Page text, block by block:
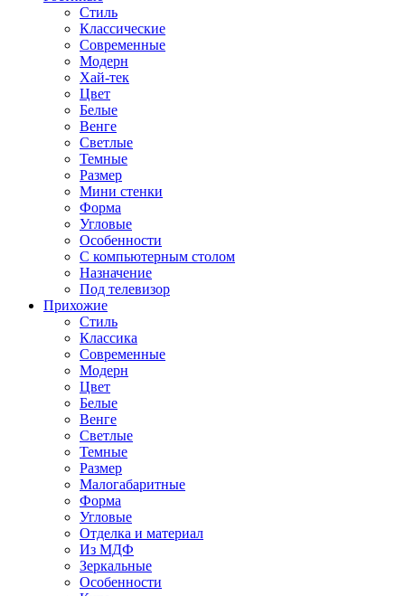
Стиль
Классические
Современные
Модерн
Хай-тек
Цвет
Белые
Венге
Светлые
Темные
Размер
Мини стенки
Форма
Угловые
Особенности
С компьютерным столом
Назначение
Под телевизор
Прихожие
Стиль
Классика
Современные
Модерн
Цвет
Белые
Венге
Светлые
Темные
Размер
Малогабаритные
Форма
Угловые
Отделка и материал
Из МДФ
Зеркальные
Особенности